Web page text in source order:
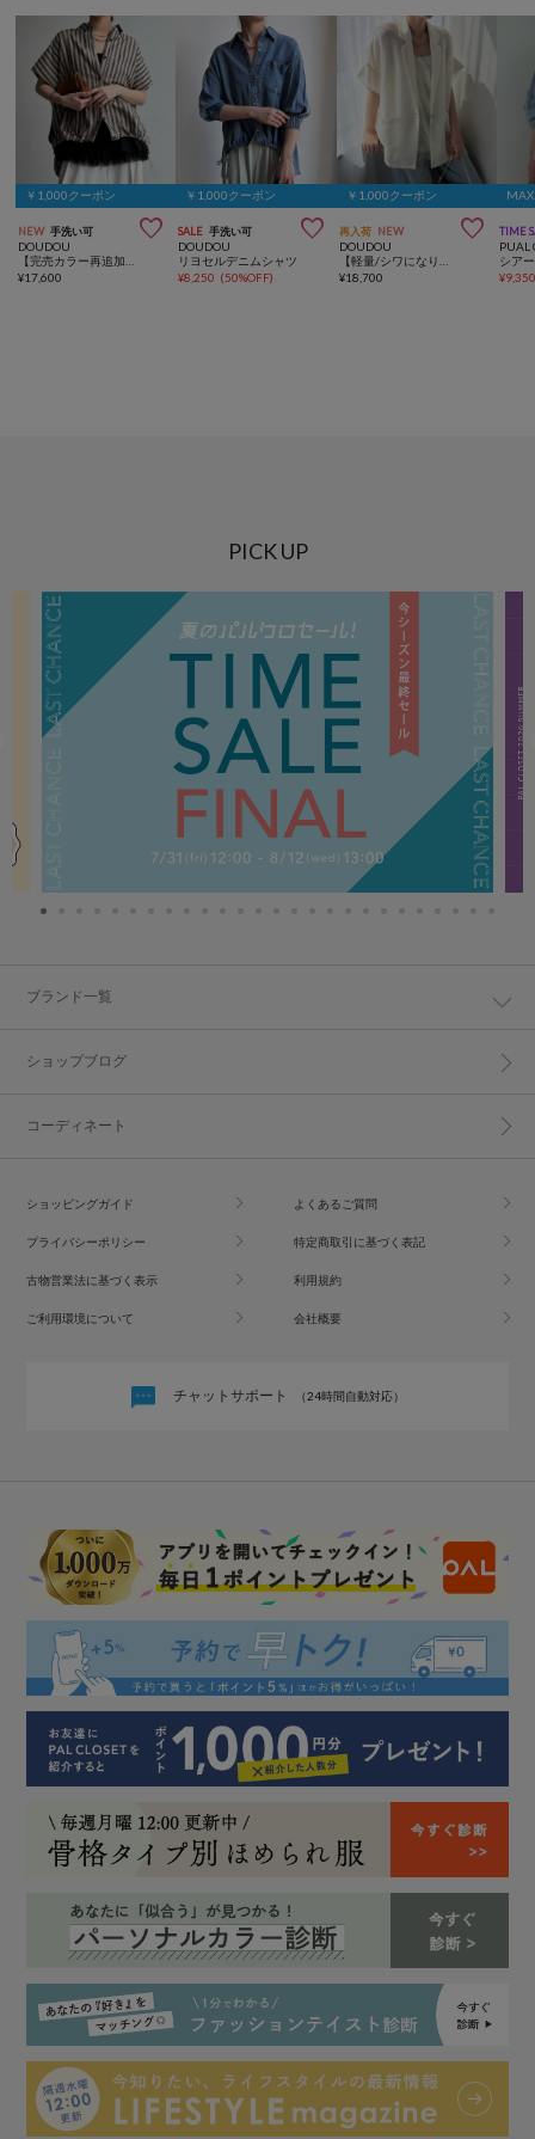
￥1,000クーポン
NEW 手洗い可 
DOUDOU
【完売カラー再追加！】リネンストライプスピンドルブラウス
¥17,600
￥1,000クーポン
SALE 手洗い可 
DOUDOU
リヨセルデニムシャツ
¥8,250 (50%OFF)
￥1,000クーポン
再入荷 NEW 
DOUDOU
【軽量/シワになりにくい】GOLD1つボタンメッシュ半袖ジャケット
¥18,700
TIME
PUAL
¥
PICK UP
ブランド一覧
ショップブログ
コーディネート
ショッピングガイド よくあるご質問
プライバシーポリシー 特定商取引に基づく表記
古物営業法に基づく表示 利用規約
ご利用環境について 会社概要
チャットサポート （24時間自動対応）